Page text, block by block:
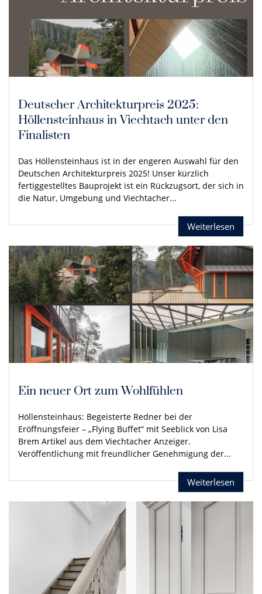
Deutscher Architekturpreis 2025:
Höllensteinhaus in Viechtach unter den
Finalisten
Das Höllensteinhaus ist in der engeren Auswahl für den
Deutschen Architekturpreis 2025! Unser kürzlich
fertiggestelltes Bauprojekt ist ein Rückzugsort, der sich in
die Natur, Umgebung und Viechtacher...
Weiterlesen
Ein neuer Ort zum Wohlfühlen
Höllensteinhaus: Begeisterte Redner bei der
Eröffnungsfeier – „Flying Buffet“ mit Seeblick von Lisa
Brem Artikel aus dem Viechtacher Anzeiger.
Veröffentlichung mit freundlicher Genehmigung der...
Weiterlesen